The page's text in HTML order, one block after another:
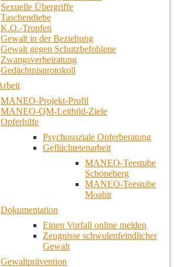
Sexuelle Übergriffe
Taschendiebe
K.O.-Tropfen
Gewalt in der Beziehung
Gewalt gegen Schutzbefohlene
Zwangsverheiratung
Gedächtnisprotokoll
MANEO-Projekt-Profil
MANEO-QM-Leitbild-Ziele
Opferhilfe
Psychosoziale Opferberatung
Geflüchtetenarbeit
MANEO-Teestube
Schöneberg
MANEO-Teestube
Moabit
Dokumentation
Einen Vorfall online melden
Zeugnisse schwulenfeindlicher
Gewalt
Gewaltprävention